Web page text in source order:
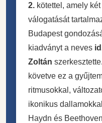
2. kötettel, amely
válogatását
Budapest
kiadványt a neves
Zoltán
követve ez a
ritmusokkal,
ikonikus
Haydn és